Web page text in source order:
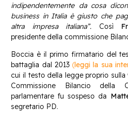
indipendentemente da cosa
business in Italia è giusto che
altra impresa italiana”. Così
presidente della commissione
Boccia è il primo firmatario del
battaglia dal 2013 (leggi la sua
cui il testo della legge proprio sulla
Commissione Bilancio della
parlamentare fu sospeso da
segretario PD.